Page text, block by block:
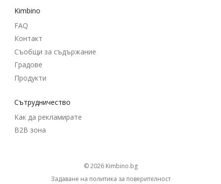
Kimbino
FAQ
Контакт
Съобщи за съдържание
Градове
Продукти
Cътрудничество
Как да рекламирате
B2B зона
© 2026 kimbino.bg
Задаване на политика за поверителност